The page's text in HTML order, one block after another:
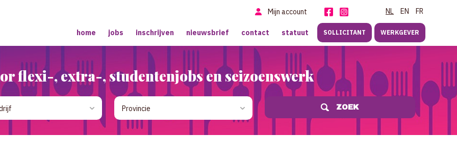
NL EN FR
Mijn account
home jobs inschrijven nieuwsbrief contact statuut SOLLICITANT WERKGEVER
flexi-, extra-, studentenjobs en seizoenswerk
ZOEK